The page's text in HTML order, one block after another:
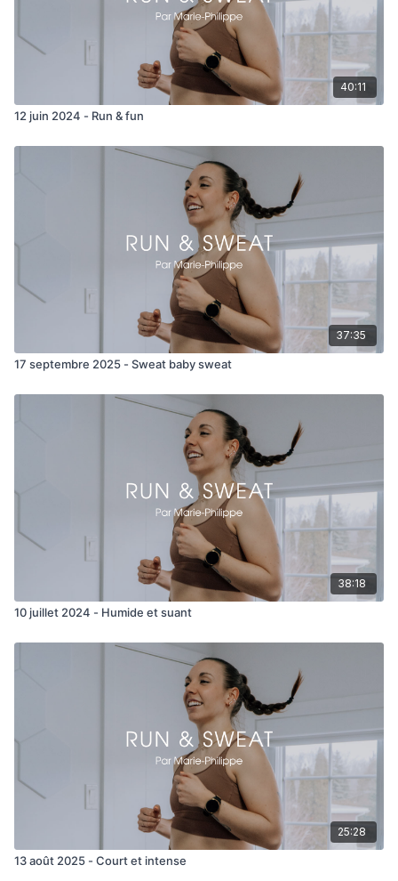
40:11
12 juin 2024 - Run & fun
37:35
17 septembre 2025 - Sweat baby sweat
38:18
10 juillet 2024 - Humide et suant
25:28
13 août 2025 - Court et intense